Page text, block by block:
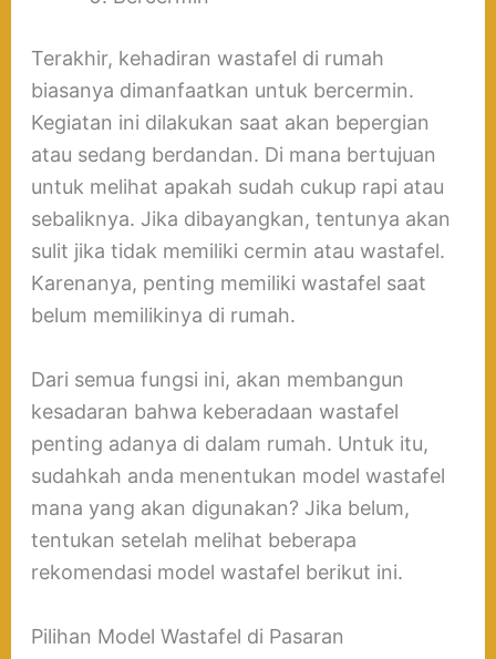
Terakhir, kehadiran wastafel di rumah
biasanya dimanfaatkan untuk bercermin.
Kegiatan ini dilakukan saat akan bepergian
atau sedang berdandan. Di mana bertujuan
untuk melihat apakah sudah cukup rapi atau
sebaliknya. Jika dibayangkan, tentunya akan
sulit jika tidak memiliki cermin atau wastafel.
Karenanya, penting memiliki wastafel saat
belum memilikinya di rumah.
Dari semua fungsi ini, akan membangun
kesadaran bahwa keberadaan wastafel
penting adanya di dalam rumah. Untuk itu,
sudahkah anda menentukan model wastafel
mana yang akan digunakan? Jika belum,
tentukan setelah melihat beberapa
rekomendasi model wastafel berikut ini.
Pilihan Model Wastafel di Pasaran